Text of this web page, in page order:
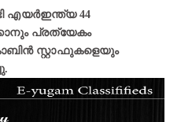
എയര്‍ഇന്ത്യ 44
പ്രത്യേകം
സ്റ്റാഫുകളെയും